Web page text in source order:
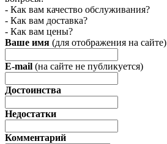
- Как вам качество обслуживания?
- Как вам доставка?
- Как вам цены?
Ваше имя (для отображения на сайте)
E-mail (на сайте не публикуется)
Достоинства
Недостатки
Комментарий